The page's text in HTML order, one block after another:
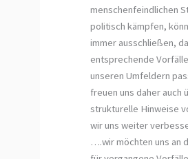
menschenfeindlichen
politisch kämpfen,
immer ausschließen,
entsprechende
unseren Umfeldern
freuen uns daher auch
strukturelle Hinweise
wir uns weiter
….wir möchten uns an